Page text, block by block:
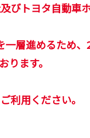
びトヨタ自動
層進めるため
ます。
利用ください。